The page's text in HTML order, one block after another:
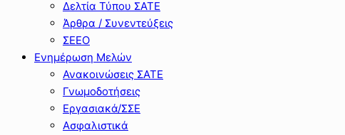
Δελτία Τύπου ΣΑΤΕ
Άρθρα / Συνεντεύξεις
ΣΕΕΟ
Ενημέρωση Μελών
Ανακοινώσεις ΣΑΤΕ
Γνωμοδοτήσεις
Εργασιακά/ΣΣΕ
Ασφαλιστικά